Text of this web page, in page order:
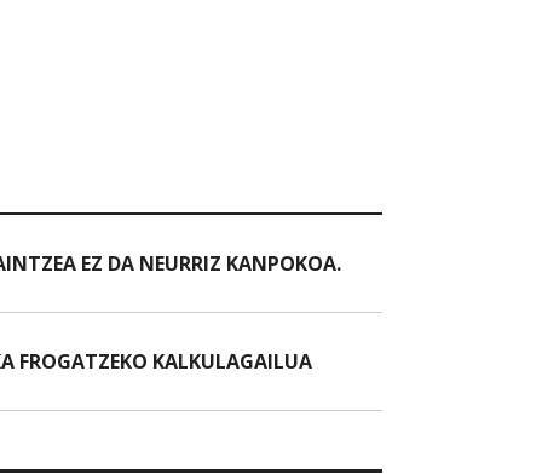
EZ DA NEURRIZ KANPOKOA.
FROGATZEKO KALKULAGAILUA